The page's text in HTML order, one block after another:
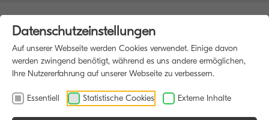
Datenschutzeinstellungen
Auf unserer Webseite werden Cookies verwendet. Einige davon
werden zwingend benötigt, während es uns andere ermöglichen,
Ihre Nutzererfahrung auf unserer Webseite zu verbessern.
Essentiell Statistische Cookies Externe Inhalte